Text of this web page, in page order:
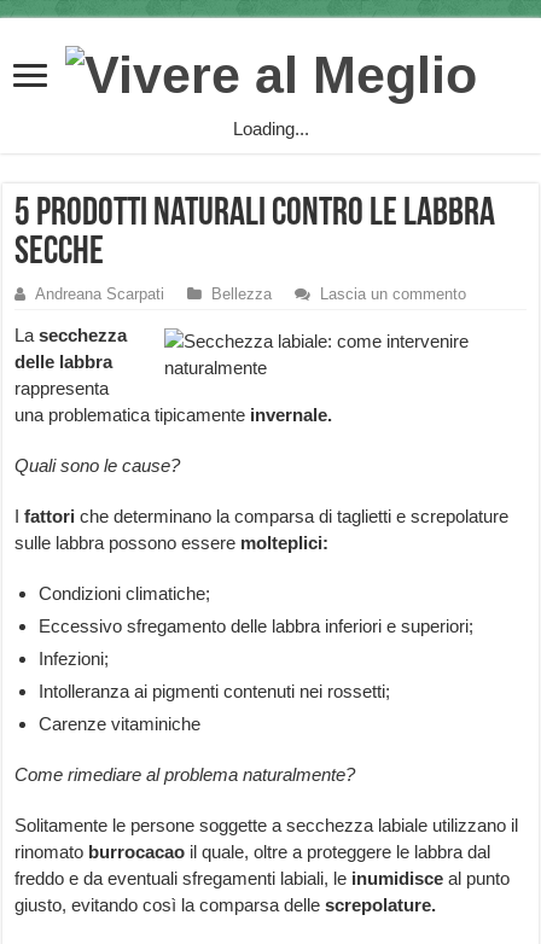
Loading...
5 prodotti naturali contro le labbra
secche
Andreana Scarpati Bellezza Lascia un commento
La secchezza
delle labbra
rappresenta
una problematica tipicamente invernale.
Quali sono le cause?
Ifattori che determinano la comparsa di taglietti e screpolature
sulle labbra possono essere molteplici:
Condizioni climatiche;
Eccessivo sfregamento delle labbra inferiori e superiori;
Infezioni;
Intolleranza ai pigmenti contenuti nei rossetti;
Carenze vitaminiche
Come rimediare al problema naturalmente?
Solitamente le persone soggette a secchezza labiale utilizzano il
rinomato burrocacao il quale, oltre a proteggere le labbra dal
freddo e da eventuali sfregamenti labiali, le inumidisce al punto
giusto, evitando così la comparsa dellescrepolature.